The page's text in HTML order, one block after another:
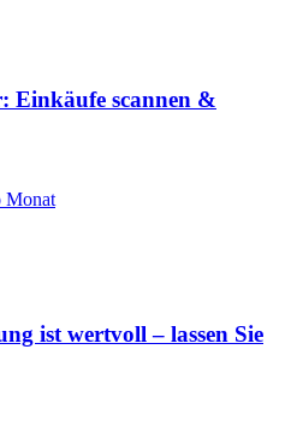
Einkäufe scannen &
Monat
ist wertvoll – lassen Sie